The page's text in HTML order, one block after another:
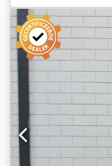
1.140 mm,
mm, totale
1.070 kg
Documentatie
certificaat
Draaiuren: 385
1200kg -
Vrije-heffing:
550mm -